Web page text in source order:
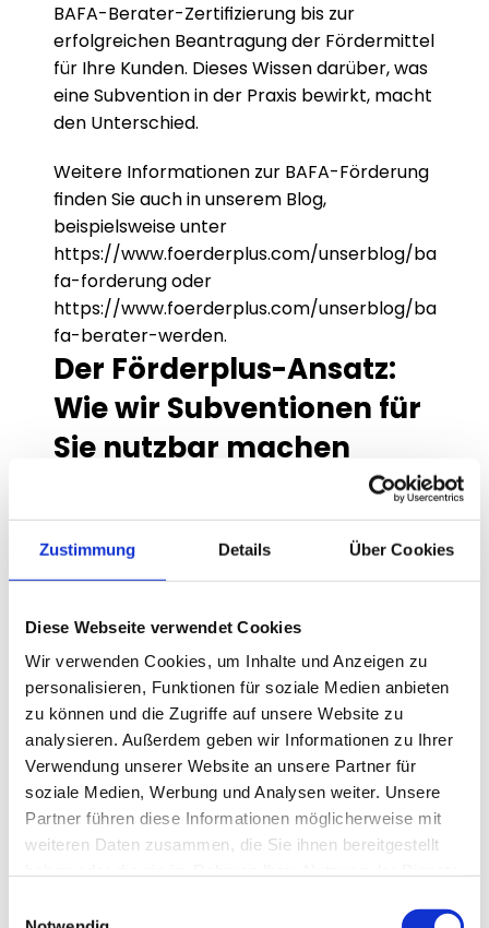
Zustimmung Details Über Cookies
Diese Webseite verwendet Cookies
Wir verwenden Cookies, um Inhalte und Anzeigen zu
personalisieren, Funktionen für soziale Medien anbieten
zu können und die Zugriffe auf unsere Website zu
analysieren. Außerdem geben wir Informationen zu Ihrer
Verwendung unserer Website an unsere Partner für
soziale Medien, Werbung und Analysen weiter. Unsere
Partner führen diese Informationen möglicherweise mit
weiteren Daten zusammen, die Sie ihnen bereitgestellt
BAFA-Berater-Zertifizierung bis zur
erfolgreichen Beantragung der Fördermittel
für Ihre Kunden. Dieses Wissen darüber, was
eine Subvention in der Praxis bewirkt, macht
den Unterschied.
Weitere Informationen zur BAFA-Förderung
finden Sie auch in unserem Blog,
beispielsweise unter
https://www.foerderplus.com/unserblog/ba
fa-forderung
oder
https://www.foerderplus.com/unserblog/ba
fa-berater-werden.
Der Förderplus-Ansatz:
Wie wir Subventionen für
Sie nutzbar machen
Subventionen zu reduzieren und Ihnen einen
klaren, transparenten Weg zur
Fördermittelbeantragung zu zeigen. Wir
wissen aus eigener Erfahrung, dass der
wirkt.
Hier ist, wie wir Sie unterstützen, wenn Sie
wissen möchten, was eine Subvention für Ihr
Projekt leisten kann:
1. Zertifizierung und Berater-Listing
Wir helfen Consultants und Agenturen, die